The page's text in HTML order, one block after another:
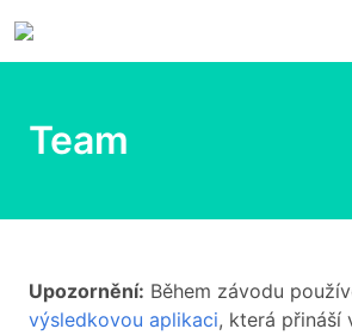
Team
Upozornění: Během závodu
výsledkovou aplikaci, která přináší